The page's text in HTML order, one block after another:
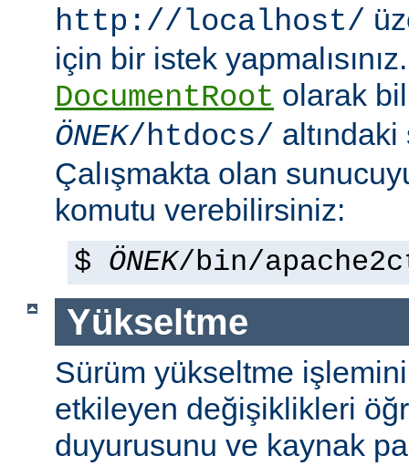
http://localhost/
için bir istek
DocumentRoot olarak
ÖNEK/htdocs/
Çalışmakta olan
komutu verebilirsiniz:
$ ÖNEK/bin/
Yükseltme
Sürüm yükseltme
etkileyen değişiklikleri
duyurusunu ve kaynak